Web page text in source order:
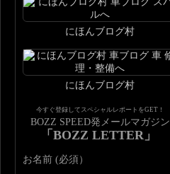
にほんブログ村
にほんブログ村
今すぐ登録してスペシャルレポートをGET！
BOZZ SPEED発メールマガジン
「BOZZ LETTER」
お名前 (必須）